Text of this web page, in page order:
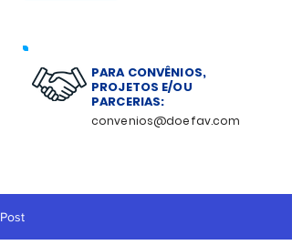
PARA CONVÊNIOS,
PROJETOS E/OU
PARCERIAS:
convenios@doefav.com
Post